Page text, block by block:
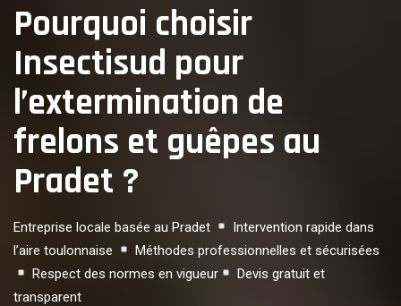
Pourquoi choisir
Insectisud pour
l’extermination de
frelons et guêpes au
Pradet ?
Entreprise locale basée au Pradet
Intervention rapide dans
l’aire toulonnaise
Méthodes professionnelles et sécurisées
Respect des normes en vigueur
Devis gratuit et
transparent